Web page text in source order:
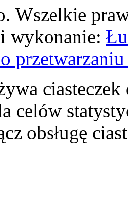
Wszelkie
wykonanie:
celów
obsługę